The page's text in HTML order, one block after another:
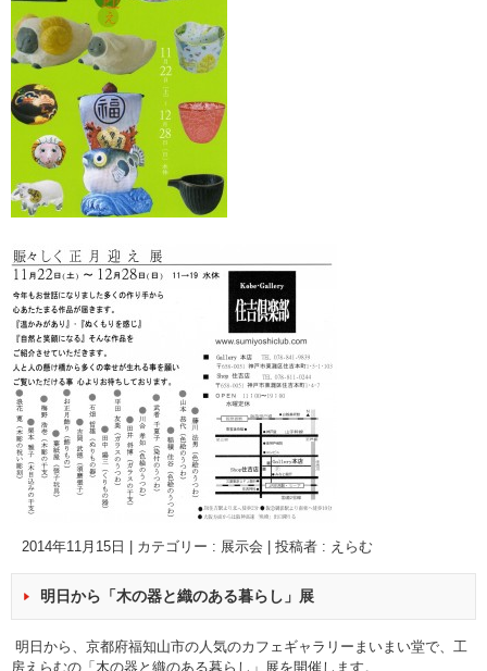
2014年11月15日 カテゴリー : 展示会 投稿者 : えらむ
明日から「木の器と織のある暮らし」展
明日から、京都府福知山市の人気のカフェギャラリーまいまい堂で、工
房えらむの「木の器と織のある暮らし」展を開催します。